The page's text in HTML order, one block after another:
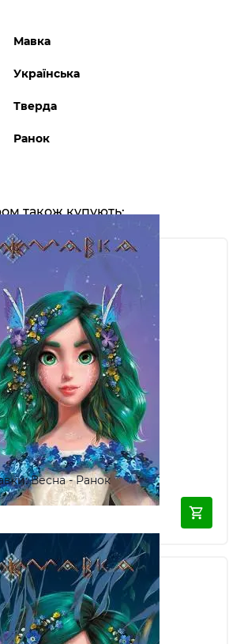
Мавка
Українська
Тверда
Ранок
також купують:
Весна - Ранок